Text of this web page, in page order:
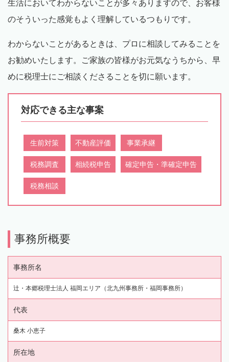
生活においてわからないことが多々ありますので、お客様
のそういった感覚もよく理解しているつもりです。
わからないことがあるときは、プロに相談してみることを
お勧めいたします。ご家族の皆様がお元気なうちから、早
めに税理士にご相談くださることを切に願います。
対応できる主な事案
生前対策 不動産評価 事業承継
税務調査 相続税申告 確定申告・準確定申告
税務相談
事務所概要
事務所名
辻・本郷税理士法人 福岡エリア（北九州事務所・福岡事務所）
代表
桑木 小恵子
所在地